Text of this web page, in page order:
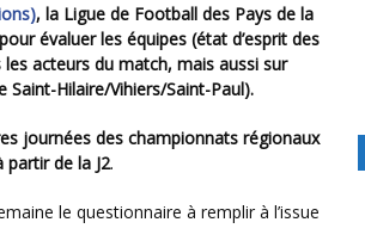
, la Ligue de Football des Pays de la
pour évaluer les équipes (état d’esprit des
acteurs du match, mais aussi sur
Saint-Hilaire/Vihiers/Saint-Paul).
journées des championnats régionaux
partir de la J2.